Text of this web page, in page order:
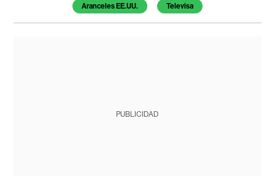
Aranceles EE.UU. Televisa
PUBLICIDAD